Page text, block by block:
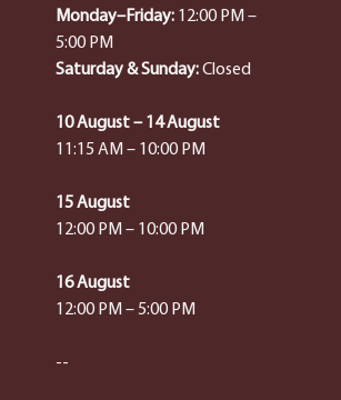
Monday–Friday: 12:00 PM –
5:00 PM
Saturday & Sunday:Closed
10 August – 14 August
11:15 AM – 10:00 PM
15 August
12:00 PM – 10:00 PM
16 August
12:00 PM – 5:00 PM
--